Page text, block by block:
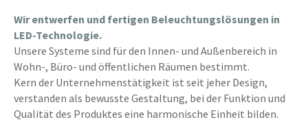
Wir entwerfen und fertigen Beleuchtungslösungen in
LED-Technologie.
Unsere Systeme sind für den Innen- und Außenbereich in
Wohn-, Büro- und öffentlichen Räumen bestimmt.
Kern der Unternehmenstätigkeit ist seit jeher Design,
verstanden als bewusste Gestaltung, bei der Funktion und
Qualität des Produktes eine harmonische Einheit bilden.